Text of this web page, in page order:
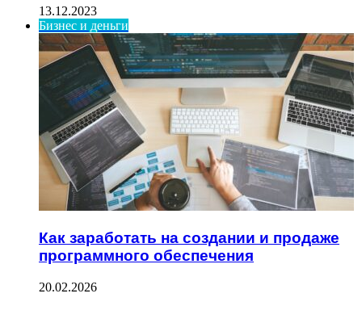
13.12.2023
Бизнес и деньги
Как заработать на создании и продаже
программного обеспечения
20.02.2026